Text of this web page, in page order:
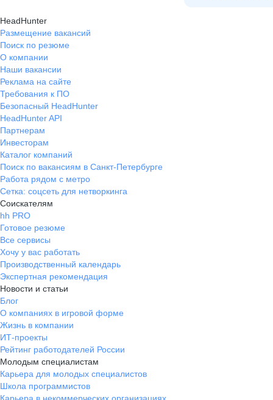
HeadHunter
Размещение вакансий
Поиск по резюме
О компании
Наши вакансии
Реклама на сайте
Требования к ПО
Безопасный HeadHunter
HeadHunter API
Партнерам
Инвесторам
Каталог компаний
Поиск по вакансиям в Санкт-Петербурге
Работа рядом с метро
Сетка: соцсеть для нетворкинга
Соискателям
hh PRO
Готовое резюме
Все сервисы
Хочу у вас работать
Производственный календарь
Экспертная рекомендация
Новости и статьи
Блог
О компаниях в игровой форме
Жизнь в компании
ИТ-проекты
Рейтинг работодателей России
Молодым специалистам
Карьера для молодых специалистов
Школа программистов